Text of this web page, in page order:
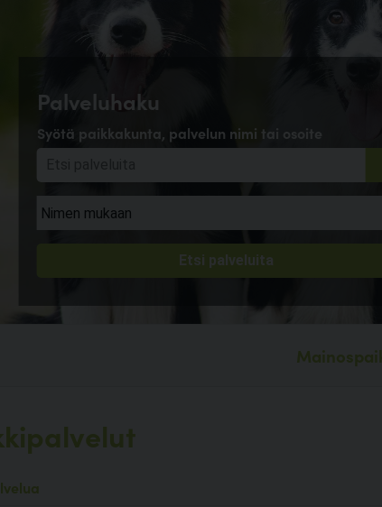
Palveluhaku
Syötä paikkakunta, palvelun nimi tai osoite